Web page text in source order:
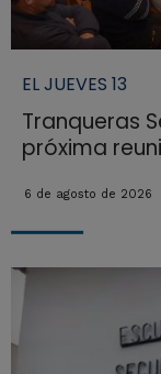
EL JUEVES 13
Tranqueras
próxima
6 de agosto de 2026